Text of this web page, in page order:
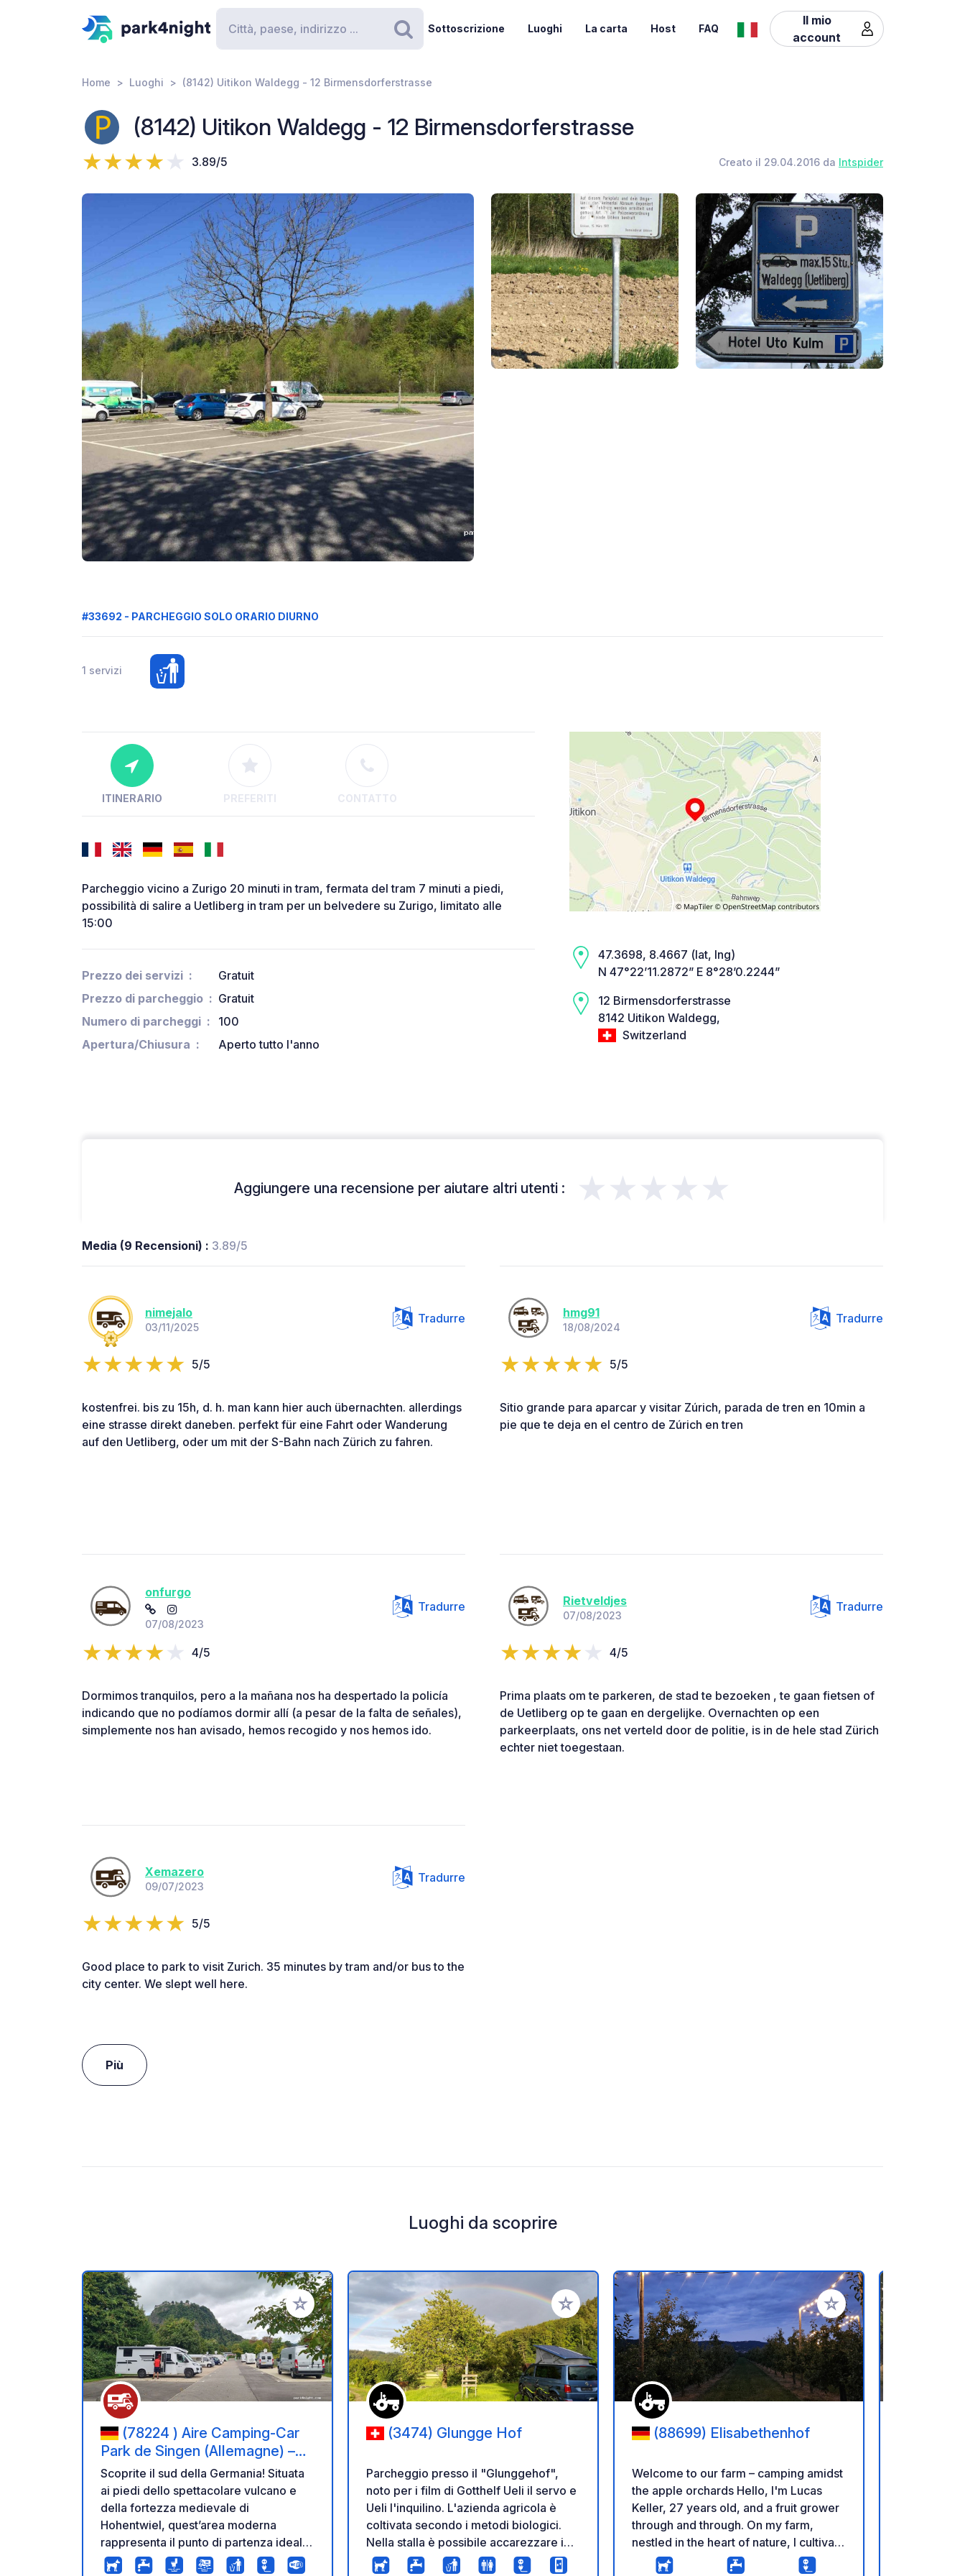
Ricerca
Sottoscrizione Luoghi La carta Host FAQ
Il mio
account
Home Luoghi (8142) Uitikon Waldegg - 12 Birmensdorferstrasse
(8142) Uitikon Waldegg - 12 Birmensdorferstrasse
3.89/5 Creato il 29.04.2016 da Intspider
#33692 - PARCHEGGIO SOLO ORARIO DIURNO
1 servizi
ITINERARIO PREFERITI CONTATTO
Parcheggio vicino a Zurigo 20 minuti in tram, fermata del tram 7 minuti a piedi,
possibilità di salire a Uetliberg in tram per un belvedere su Zurigo, limitato alle
15:00
Prezzo dei servizi
Gratuit
Prezzo di parcheggio
Gratuit
Numero di parcheggi
100
Apertura/Chiusura
Aperto tutto l'anno
47.3698, 8.4667 (lat, lng)
N 47°22’11.2872” E 8°28’0.2244”
12 Birmensdorferstrasse
8142 Uitikon Waldegg,
Switzerland
Aggiungere una recensione per aiutare altri utenti : ★★★★★
Media (9 Recensioni) : 3.89/5
nimejalo
03/11/2025
Tradurre
5/5
kostenfrei. bis zu 15h, d. h. man kann hier auch übernachten. allerdings
eine strasse direkt daneben. perfekt für eine Fahrt oder Wanderung
auf den Uetliberg, oder um mit der S-Bahn nach Zürich zu fahren.
hmg91
18/08/2024
Tradurre
5/5
Sitio grande para aparcar y visitar Zúrich, parada de tren en 10min a
pie que te deja en el centro de Zúrich en tren
onfurgo
07/08/2023
Tradurre
4/5
Dormimos tranquilos, pero a la mañana nos ha despertado la policía
indicando que no podíamos dormir allí (a pesar de la falta de señales),
simplemente nos han avisado, hemos recogido y nos hemos ido.
Rietveldjes
07/08/2023
Tradurre
4/5
Prima plaats om te parkeren, de stad te bezoeken , te gaan fietsen of
de Uetliberg op te gaan en dergelijke. Overnachten op een
parkeerplaats, ons net verteld door de politie, is in de hele stad Zürich
echter niet toegestaan.
Xemazero
09/07/2023
Tradurre
5/5
Good place to park to visit Zurich. 35 minutes by tram and/or bus to the
city center. We slept well here.
Più
Luoghi da scoprire
Aggiungi ai tuoi preferiti
(78224 ) Aire Camping-Car
Park de Singen (Allemagne) –
Forteresse de Hohentwiel et
Lac de Constance
Scoprite il sud della Germania! Situata
ai piedi dello spettacolare vulcano e
della fortezza medievale di
Hohentwiel, quest’area moderna
rappresenta il punto di partenza ideale
per esplorare la città di Singen e
Aggiungi ai tuoi preferiti
(3474) Glungge Hof
Parcheggio presso il "Glunggehof",
noto per i film di Gotthelf Ueli il servo e
Ueli l'inquilino. L'azienda agricola è
coltivata secondo i metodi biologici.
Nella stalla è possibile accarezzare i
vitelli e assistere alla loro mungitura.
Aggiungi ai tuoi preferiti
(88699) Elisabethenhof
Welcome to our farm – camping amidst
the apple orchards Hello, I'm Lucas
Keller, 27 years old, and a fruit grower
through and through. On my farm,
nestled in the heart of nature, I cultivate
apples with great dedication – and right